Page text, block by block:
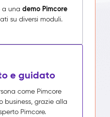
a una demo Pimcore
su diversi moduli.
e guidato
come Pimcore
business, grazie alla
Pimcore.